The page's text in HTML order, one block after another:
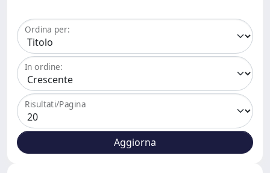
Ordina per:
In ordine:
Risultati/Pagina